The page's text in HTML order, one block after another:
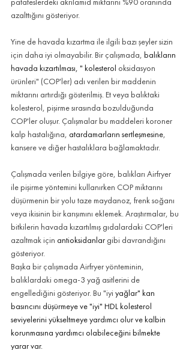
patateslerdeki akrilamid miktarını %90 oranında
azalttığını gösteriyor.
Yine de havada kızartma ile ilgili bazı şeyler sizin
için daha iyi olmayabilir. Bir çalışmada, balıkların
havada kızartılması, " kolesterol oksidasyon
ürünleri" (COP'ler) adı verilen bir maddenin
miktarını artırdığı gösterilmiş. Et veya balıktaki
kolesterol, pişirme sırasında bozulduğunda
COP'ler oluşur. Çalışmalar bu maddeleri koroner
kalp hastalığına, atardamarların sertleşmesine,
kansere ve diğer hastalıklara bağlamaktadır.
Çalışmada verilen bilgiye göre, balıkları Airfryer
ile pişirme yöntemini kullanırken COP miktarını
düşürmenin bir yolu taze maydanoz, frenk soğanı
veya ikisinin bir karışımını eklemek. Araştırmalar, bu
bitkilerin havada kızartılmış gıdalardaki COP'leri
azaltmak için antioksidanlar gibi davrandığını
gösteriyor.
Başka bir çalışmada Airfryer yönteminin,
balıklardaki omega-3 yağ asitlerini de
engellediğini gösteriyor. Bu "iyi yağlar" kan
basıncını düşürmeye ve "iyi" HDL kolesterol
seviyelerini yükseltmeye yardımcı olur ve kalbin
korunmasına yardımcı olabileceğini bilmekte
yarar var.